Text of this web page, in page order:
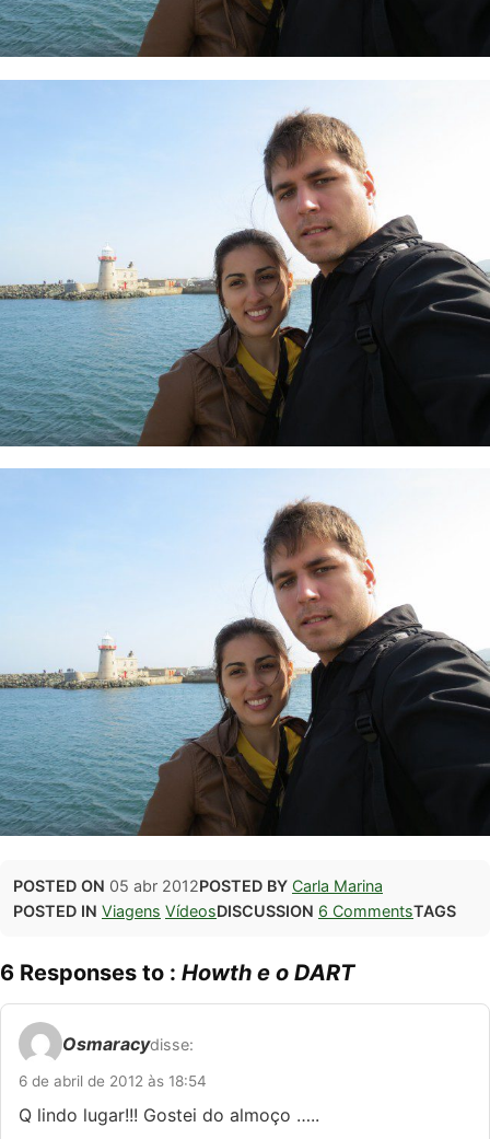
POSTED ON 05 abr 2012POSTED BY Carla Marina
POSTED IN Viagens VídeosDISCUSSION 6 CommentsTAGS
6 Responses to : Howth e o DART
Osmaracydisse:
6 de abril de 2012 às 18:54
Q lindo lugar!!! Gostei do almoço …..